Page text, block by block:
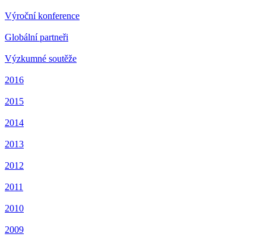
Výroční konference
Globální partneři
Výzkumné soutěže
2016
2015
2014
2013
2012
2011
2010
2009